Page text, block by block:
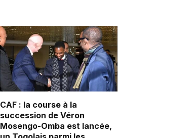
CAF : la course à la
succession de Véron
Mosengo-Omba est lancée,